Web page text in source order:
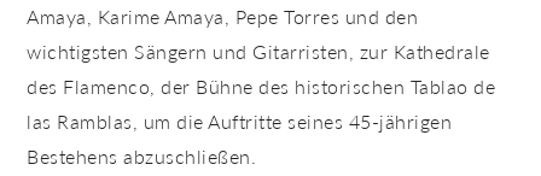
Amaya, Karime Amaya, Pepe Torres und den
wichtigsten Sängern und Gitarristen, zur Kathedrale
des Flamenco, der Bühne des historischen Tablao de
las Ramblas, um die Auftritte seines 45-jährigen
Bestehens abzuschließen.